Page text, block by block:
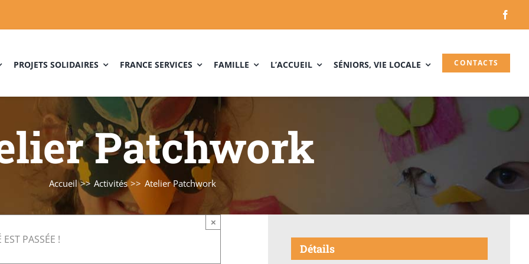
PROJETS SOLIDAIRES FRANCE SERVICES FAMILLE L’ACCUEIL SÉNIORS, VIE LOCALE CONTACTS
Patchwork
Accueil Activités Atelier Patchwork
EST PASSÉE !
×
Détails